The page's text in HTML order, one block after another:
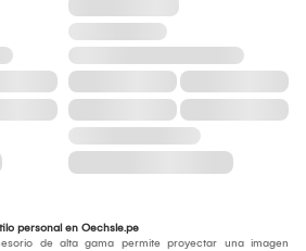
personal en Oechsle.pe
de alta gama permite proyectar una imagen